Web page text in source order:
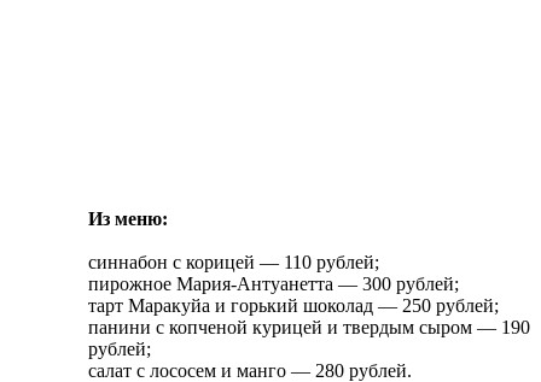
Из меню:
синнабон с корицей — 110 рублей;
пирожное Мария-Антуанетта — 300 рублей;
тарт Маракуйа и горький шоколад — 250 рублей;
панини с копченой курицей и твердым сыром — 190
рублей;
салат с лососем и манго — 280 рублей.